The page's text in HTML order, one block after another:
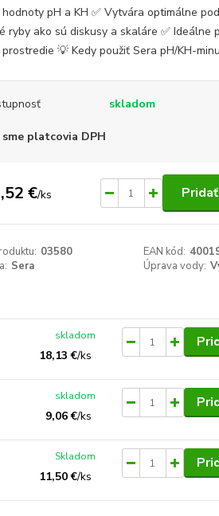
pH a KH ✅ Vytvára optimálne
ryby ako sú diskusy a skaláre ✅ Ideálne
💡 Kedy použiť Sera pH/KH-
skladom
sme platcovia DPH
€/ks
03580 EAN kód:
Sera Úprava vody:
18,13 €/ks
skladom
9,06 €/ks
skladom
11,50 €/ks
Skladom